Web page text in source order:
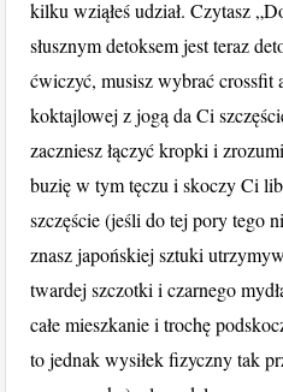
kilku wziąłeś udział. Czytasz
słusznym detoksem jest teraz
ćwiczyć, musisz wybrać crossfit
koktajlowej z jogą da Ci
zaczniesz łączyć kropki i
buzię w tym tęczu i skoczy Ci
szczęście (jeśli do tej pory tego
znasz japońskiej sztuki
twardej szczotki i czarnego
całe mieszkanie i trochę
to jednak wysiłek fizyczny tak